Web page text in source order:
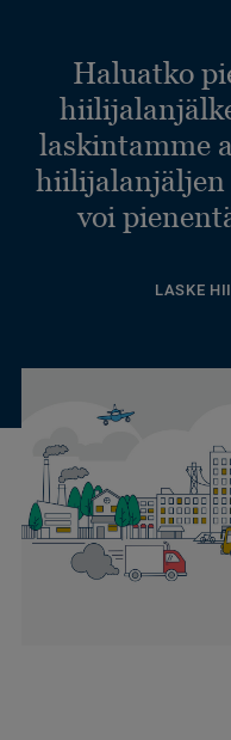
Haluatko
laskintamme
hiilijalanjäljen
voi
LASKE